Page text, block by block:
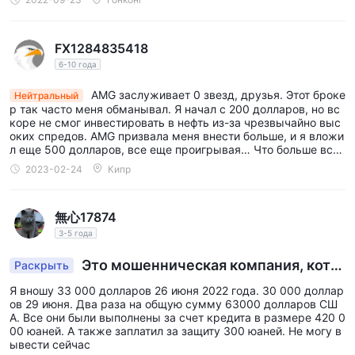
каналов поддержки клиентов, вызывающих серьезные
информация, такая как минимальный депозит,
максимальное кредитное плечо и спреды, недоступна. с
положительной стороны, AMG предлагает популярную
торговую платформу mt4, известную своими
возможностями и функциями. однако общие риски и
перевешивают любые потенциальные преимущества,
поэтому важно, чтобы люди проявляли крайнюю
альтернативы на рынке.
Часто задаваемые вопросы
вопрос: есть AMG регулируемый брокер？
а: нет, AMG в настоящее время эффективно не
FX1284835418
6-10 года
Нейтральный
AMG заслуживает 0 звезд, друзья. Этот броке
р так часто меня обманывал. Я начал с 200 долларов, но вс
коре не смог инвестировать в нефть из-за чрезвычайно выс
оких спредов. AMG призвала меня внести больше, и я вложи
л еще 500 долларов, все еще проигрывая… Что больше всег
о раздражает, они попросили меня заплатить дополнительн
ые сборы за выход, если я закрою свой счет. Я заплатил ещ
2023-02-24 Кипр
無心17874
3-5 года
Раскрыть
Это мошенническая компания, кото
рая обманула всех с помощью финансовых пи
рамид и сбежала в одночасье.
Я вношу 33 000 долларов 26 июня 2022 года. 30 000 доллар
ов 29 июня. Два раза на общую сумму 63000 долларов СШ
А. Все они были выполнены за счет кредита в размере 420 0
00 юаней. А также заплатил за защиту 300 юаней. Не могу в
ывести сейчас